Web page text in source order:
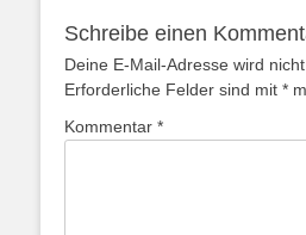
Schreibe einen
Deine E-Mail-Adresse wird
Erforderliche Felder sind mit *
Kommentar *